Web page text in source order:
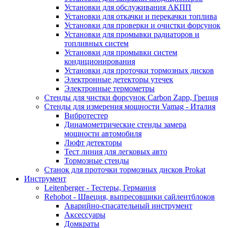
Установки для обслуживания АКПП
Установки для откачки и перекачки топлива
Установки для проверки и очистки форсунок
Установки для промывки радиаторов и
топливных систем
Установки для промывки систем
кондиционирования
Установки для проточки тормозных дисков
Электронные детекторы утечек
Электронные термометры
Стенды для чистки форсунок Carbon Zapp, Греция
Стенды для измерения мощности Vamag - Италия
Вибротестер
Динамометрические стенды замера
мощности автомобиля
Люфт детекторы
Тест линия для легковых авто
Тормозные стенды
Станок для проточки тормозных дисков Prokat
Инструмент
Leitenberger - Тестеры, Германия
Rehobot - Швеция, выпресовщики сайлентблоков
Аварийно-спасательный инструмент
Аксессуары
Домкраты